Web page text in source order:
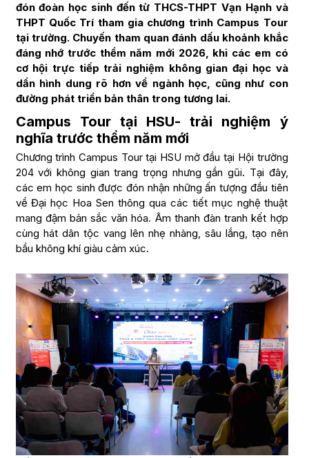
đón đoàn học sinh đến từ THCS-THPT Vạn Hạnh và
THPT Quốc Trí tham gia chương trình Campus Tour
tại trường. Chuyến tham quan đánh dấu khoảnh khắc
đáng nhớ trước thềm năm mới 2026, khi các em có
cơ hội trực tiếp trải nghiệm không gian đại học và
dần hình dung rõ hơn về ngành học, cũng như con
đường phát triển bản thân trong tương lai.
Campus Tour tại HSU- trải nghiệm ý
nghĩa trước thềm năm mới
Chương trình Campus Tour tại HSU mở đầu tại Hội trường
204 với không gian trang trọng nhưng gần gũi. Tại đây,
các em học sinh được đón nhận những ấn tượng đầu tiên
về Đại học Hoa Sen thông qua các tiết mục nghệ thuật
mang đậm bản sắc văn hóa. Âm thanh đàn tranh kết hợp
cùng hát dân tộc vang lên nhẹ nhàng, sâu lắng, tạo nên
bầu không khí giàu cảm xúc.